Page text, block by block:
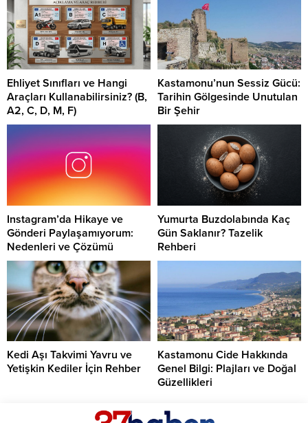
Ehliyet Sınıfları ve Hangi
Araçları Kullanabilirsiniz? (B,
A2, C, D, M, F)
Kastamonu’nun Sessiz Gücü:
Tarihin Gölgesinde Unutulan
Bir Şehir
Instagram’da Hikaye ve
Gönderi Paylaşamıyorum:
Nedenleri ve Çözümü
Yumurta Buzdolabında Kaç
Gün Saklanır? Tazelik
Rehberi
Kedi Aşı Takvimi Yavru ve
Yetişkin Kediler İçin Rehber
Kastamonu Cide Hakkında
Genel Bilgi: Plajları ve Doğal
Güzellikleri